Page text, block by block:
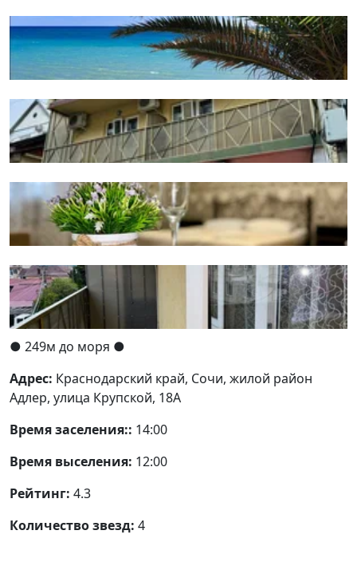
● 249м до моря ●
Адрес: Краснодарский край, Сочи, жилой район
Адлер, улица Крупской, 18А
Время заселения:: 14:00
Время выселения: 12:00
Рейтинг: 4.3
Количество звезд: 4